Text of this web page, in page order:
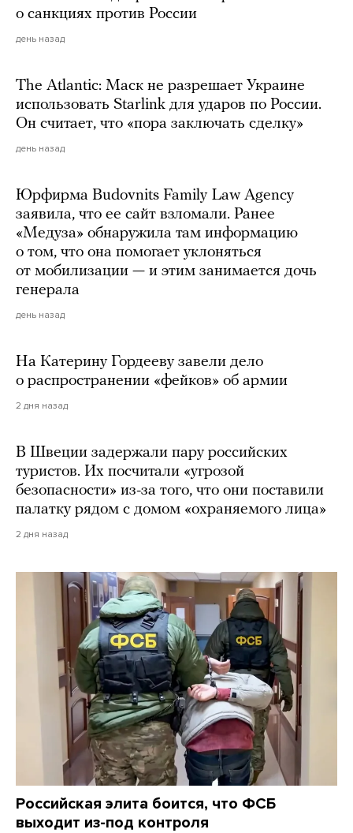
о санкциях против России
день назад
The Atlantic: Маск не разрешает Украине
использовать Starlink для ударов по России.
Он считает, что «пора заключать сделку»
день назад
Юрфирма Budovnits Family Law Agency
заявила, что ее сайт взломали. Ранее
«Медуза» обнаружила там информацию
о том, что она помогает уклоняться
от мобилизации — и этим занимается дочь
генерала
день назад
На Катерину Гордееву завели дело
о распространении «фейков» об армии
2 дня назад
В Швеции задержали пару российских
туристов. Их посчитали «угрозой
безопасности» из-за того, что они поставили
палатку рядом с домом «охраняемого лица»
2 дня назад
Российская элита боится, что ФСБ
выходит из-под контроля